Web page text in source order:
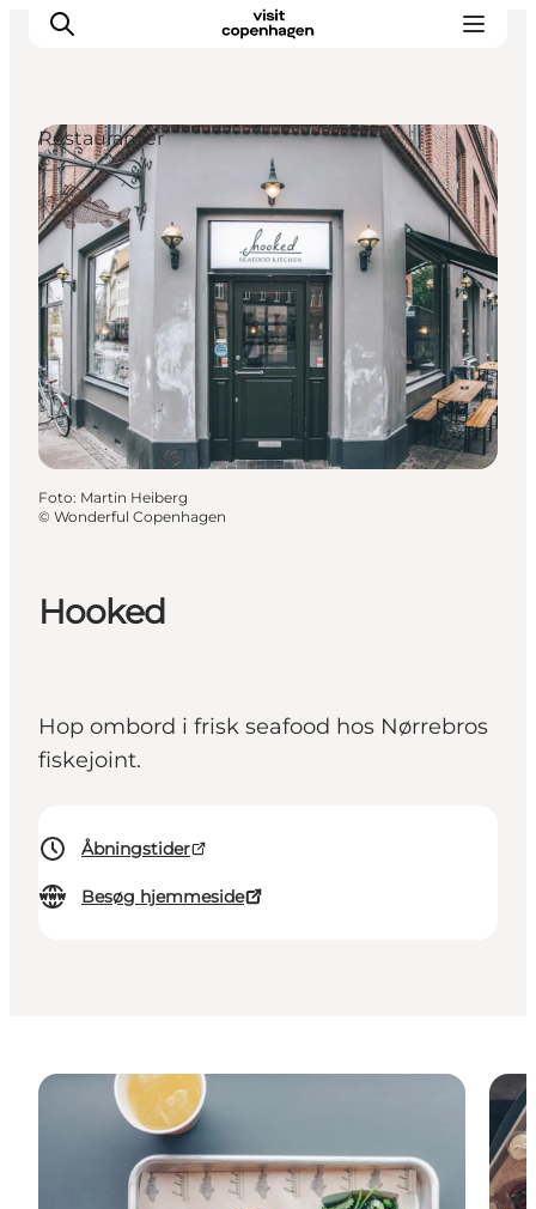
This is Copenhagen
Aktiviteter
Spis & drik
Områder
Planlæg din tur
CopenPay
Copenhagen Card
Hooked
Hop ombord i frisk seafood hos Nørrebros
fiskejoint.
Åbningstider
Besøg hjemmeside
Restauranter
Foto: Martin Heiberg
© Wonderful Copenhagen